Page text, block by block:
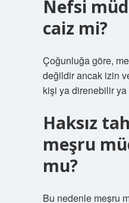
Nefsi
caiz mi?
Çoğunluğa göre,
değildir ancak izin
kişi ya direnebilir
Haksız
meşru
mu?
Bu nedenle meşru